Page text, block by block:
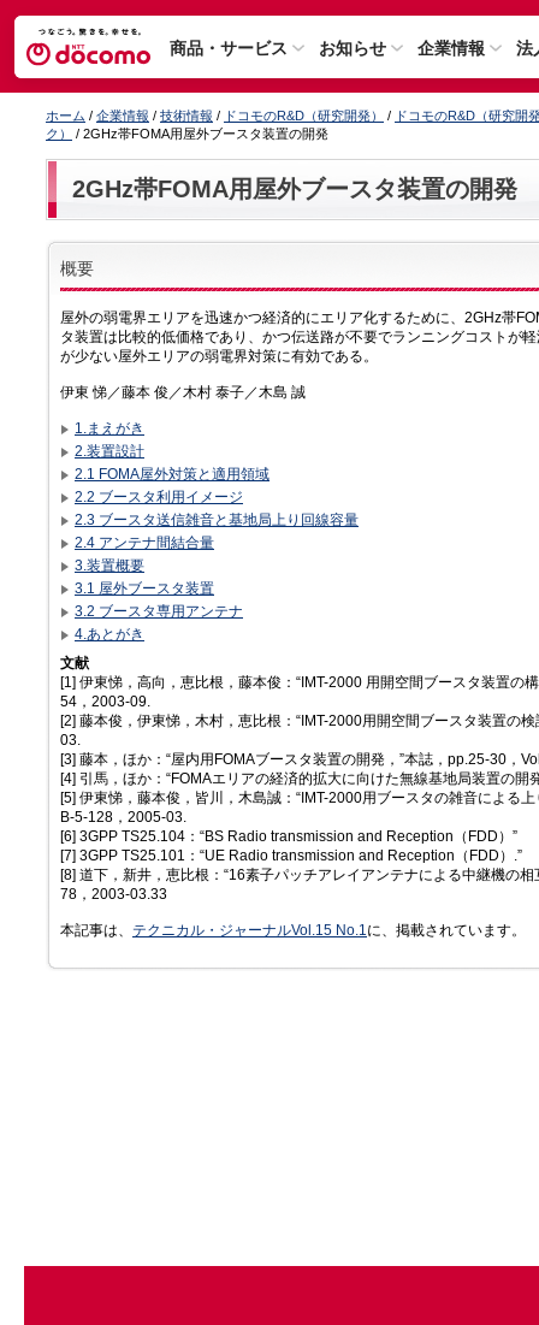
商品・サービス お知らせ 企業情報 法
ホーム / 企業情報 / 技術情報 / ドコモのR&D（研究開発） / ドコモのR&D（研究開
ク）
/ 2GHz帯FOMA用屋外ブースタ装置の開発
2GHz帯FOMA用屋外ブースタ装置の開発
概要
屋外の弱電界エリアを迅速かつ経済的にエリア化するために、2GHz帯
タ装置は比較的低価格であり、かつ伝送路が不要でランニングコストが
が少ない屋外エリアの弱電界対策に有効である。
伊東 悌／藤本 俊／木村 泰子／木島 誠
1.まえがき
2.装置設計
2.1 FOMA屋外対策と適用領域
2.2 ブースタ利用イメージ
2.3 ブースタ送信雑音と基地局上り回線容量
2.4 アンテナ間結合量
3.装置概要
3.1 屋外ブースタ装置
3.2 ブースタ専用アンテナ
4.あとがき
文献
[1] 伊東悌，高向，恵比根，藤本俊：“IMT-2000 用開空間ブースタ装置の
54，2003-09.
[2] 藤本俊，伊東悌，木村，恵比根：“IMT-2000用開空間ブースタ装置の
03.
[3] 藤本，ほか：“屋内用FOMAブースタ装置の開発，”本誌，pp.25-30，
[4] 引馬，ほか：“FOMAエリアの経済的拡大に向けた無線基地局装置の
[5] 伊東悌，藤本俊，皆川，木島誠：“IMT-2000用ブースタの雑音による
B-5-128，2005-03.
[6] 3GPP TS25.104：“BS Radio transmission and Reception（FDD）”
[7] 3GPP TS25.101：“UE Radio transmission and Reception（FDD）.”
[8] 道下，新井，恵比根：“16素子パッチアレイアンテナによる中継機の
78，2003-03.33
本記事は、 テクニカル・ジャーナルVol.15 No.1 に、掲載されています。